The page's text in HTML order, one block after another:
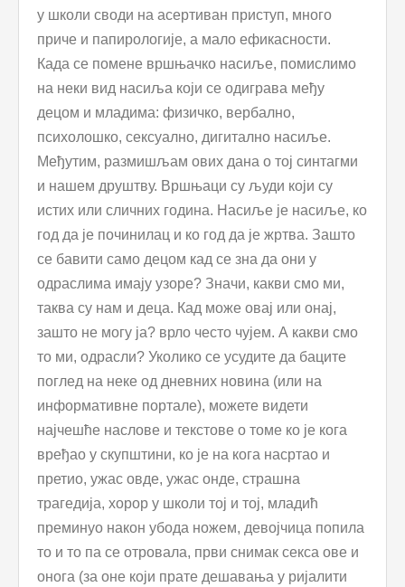
у школи своди на асертиван приступ, много
приче и папирологије, а мало ефикасности.
Када се помене вршњачко насиље, помислимо
на неки вид насиља који се одиграва међу
децом и младима: физичко, вербално,
психолошко, сексуално, дигитално насиље.
Међутим, размишљам ових дана о тој синтагми
и нашем друштву. Вршњаци су људи који су
истих или сличних година. Насиље је насиље, ко
год да је починилац и ко год да је жртва. Зашто
се бавити само децом кад се зна да они у
одраслима имају узоре? Значи, какви смо ми,
таква су нам и деца. Кад може овај или онај,
зашто не могу ја? врло често чујем. А какви смо
то ми, одрасли? Уколико се усудите да баците
поглед на неке од дневних новина (или на
информативне портале), можете видети
најчешће наслове и текстове о томе ко је кога
вређао у скупштини, ко је на кога насртао и
претио, ужас овде, ужас онде, страшна
трагедија, хорор у школи тој и тој, младић
преминуо након убода ножем, девојчица попила
то и то па се отровала, први снимак секса ове и
онога (за оне који прате дешавања у ријалити